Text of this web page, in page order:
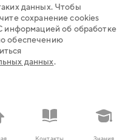
данных. Чтобы
сохранение cookies
информацией об обработке
обеспечению
данных.